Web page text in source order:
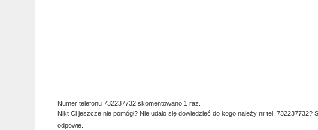
Numer telefonu 732237732 skomentowano 1 raz.
Nikt Ci jeszcze nie pomógł? Nie udało się dowiedzieć do kogo należy nr tel.
odpowie.